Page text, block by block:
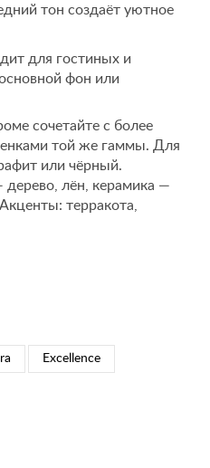
тон создаёт уютное
для гостиных и
фон или
сочетайте с более
той же гаммы. Для
или чёрный.
лён, керамика —
терракота,
Excellence